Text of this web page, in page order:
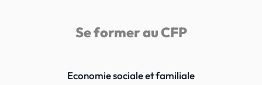
Se former au CFP
Economie sociale et familiale